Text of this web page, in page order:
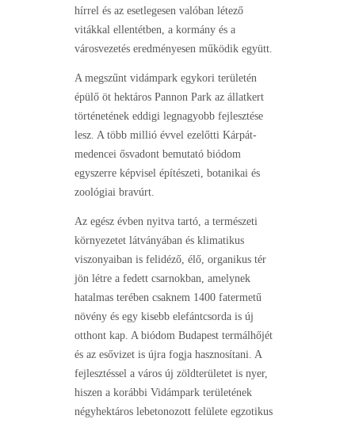
hírrel és az esetlegesen valóban létező
vitákkal ellentétben, a kormány és a
városvezetés eredményesen működik együtt.
A megszűnt vidámpark egykori területén
épülő öt hektáros Pannon Park az állatkert
történetének eddigi legnagyobb fejlesztése
lesz. A több millió évvel ezelőtti Kárpát-
medencei ősvadont bemutató biódom
egyszerre képvisel építészeti, botanikai és
zoológiai bravúrt.
Az egész évben nyitva tartó, a természeti
környezetet látványában és klimatikus
viszonyaiban is felidéző, élő, organikus tér
jön létre a fedett csarnokban, amelynek
hatalmas terében csaknem 1400 fatermetű
növény és egy kisebb elefántcsorda is új
otthont kap. A biódom Budapest termálhőjét
és az esővizet is újra fogja hasznosítani. A
fejlesztéssel a város új zöldterületet is nyer,
hiszen a korábbi Vidámpark területének
négyhektáros lebetonozott felülete egzotikus